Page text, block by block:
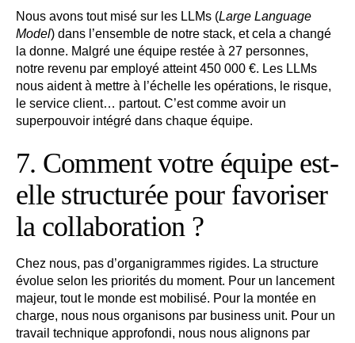
Nous avons tout misé sur les LLMs (Large Language
Model) dans l’ensemble de notre stack, et cela a changé
la donne. Malgré une équipe restée à 27 personnes,
notre revenu par employé atteint 450 000 €. Les LLMs
nous aident à mettre à l’échelle les opérations, le risque,
le service client… partout. C’est comme avoir un
superpouvoir intégré dans chaque équipe.
7. Comment votre équipe est-
elle structurée pour favoriser
la collaboration ?
Chez nous, pas d’organigrammes rigides. La structure
évolue selon les priorités du moment. Pour un lancement
majeur, tout le monde est mobilisé. Pour la montée en
charge, nous nous organisons par business unit. Pour un
travail technique approfondi, nous nous alignons par